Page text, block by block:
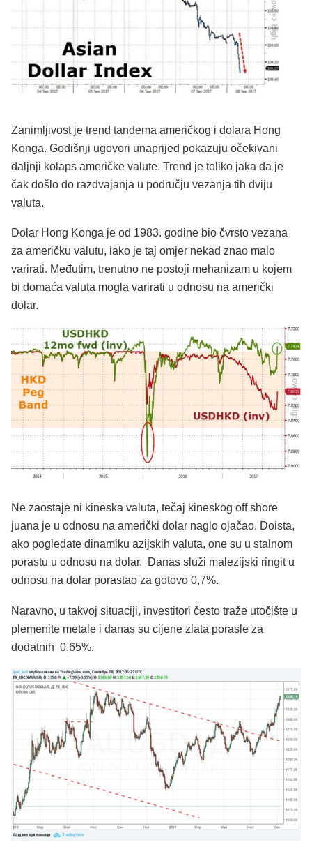
Zanimljivost je trend tandema američkog i dolara Hong
Konga. Godišnji ugovori unaprijed pokazuju očekivani
daljnji kolaps američke valute. Trend je toliko jaka da je
čak došlo do razdvajanja u području vezanja tih dviju
valuta.
Dolar Hong Konga je od 1983. godine bio čvrsto vezana
za američku valutu, iako je taj omjer nekad znao malo
varirati. Međutim, trenutno ne postoji mehanizam u kojem
bi domaća valuta mogla varirati u odnosu na američki
dolar.
Ne zaostaje ni kineska valuta, tečaj kineskog off shore
juana je u odnosu na američki dolar naglo ojačao. Doista,
ako pogledate dinamiku azijskih valuta, one su u stalnom
porastu u odnosu na dolar. Danas služi malezijski ringit u
odnosu na dolar porastao za gotovo 0,7%.
Naravno, u takvoj situaciji, investitori često traže utočište u
plemenite metale i danas su cijene zlata porasle za
dodatnih 0,65%.